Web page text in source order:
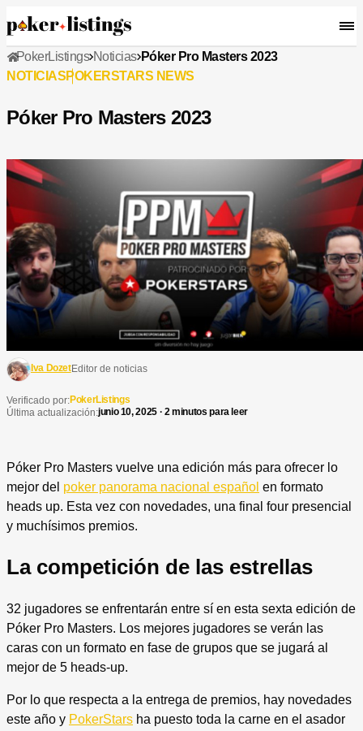
PokerListings Noticias Póker Pro Masters 2023
NOTICIASPOKERSTARS NEWS
Póker Pro Masters 2023
Iva DozetEditor de noticias
Verificado por:PokerListings
Última actualización:junio 10, 2025 · 2 minutos para leer
Póker Pro Masters vuelve una edición más para ofrecer lo
mejor del poker panorama nacional español en formato
heads up. Esta vez con novedades, una final four presencial
y muchísimos premios.
La competición de las estrellas
32 jugadores se enfrentarán entre sí en esta sexta edición de
Póker Pro Masters. Los mejores jugadores se verán las
caras con un formato en fase de grupos que se jugará al
mejor de 5 heads-up.
Por lo que respecta a la entrega de premios, hay novedades
este año y PokerStars ha puesto toda la carne en el asador